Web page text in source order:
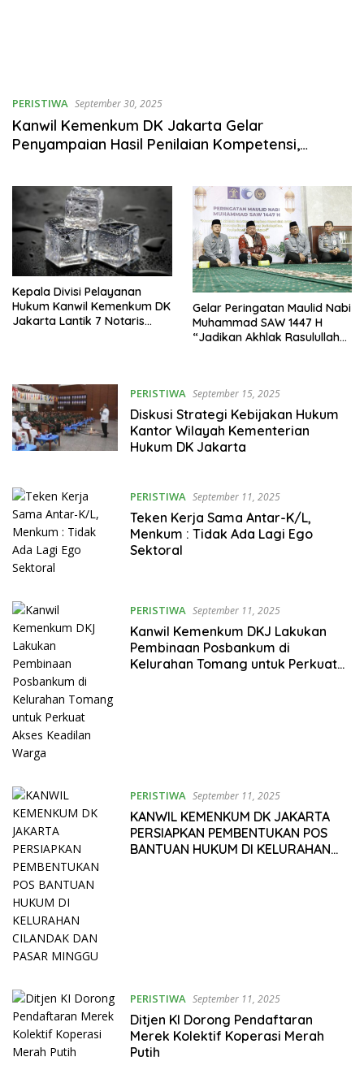
PERISTIWA September 30, 2025
Kanwil Kemenkum DK Jakarta Gelar
Penyampaian Hasil Penilaian Kompetensi,
Kepala Divisi Pelayanan
Hukum Kanwil Kemenkum DK
Jakarta Lantik 7 Notaris
Gelar Peringatan Maulid Nabi
Muhammad SAW 1447 H
“Jadikan Akhlak Rasulullah
PERISTIWA September 15, 2025
Diskusi Strategi Kebijakan Hukum
Kantor Wilayah Kementerian
Hukum DK Jakarta
PERISTIWA September 11, 2025
Teken Kerja Sama Antar-K/L,
Menkum : Tidak Ada Lagi Ego
Sektoral
PERISTIWA September 11, 2025
Kanwil Kemenkum DKJ Lakukan
Pembinaan Posbankum di
Kelurahan Tomang untuk Perkuat
PERISTIWA September 11, 2025
KANWIL KEMENKUM DK JAKARTA
PERSIAPKAN PEMBENTUKAN POS
BANTUAN HUKUM DI KELURAHAN
PERISTIWA September 11, 2025
Ditjen KI Dorong Pendaftaran
Merek Kolektif Koperasi Merah
Putih